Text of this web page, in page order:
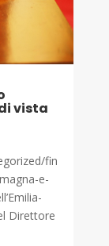
vista
fin
e-
Direttore